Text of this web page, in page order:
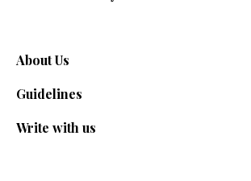
About Us
Guidelines
Write with us